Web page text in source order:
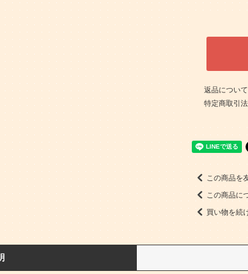
返品について
特定商取引
この商品を
この商品に
買い物を続